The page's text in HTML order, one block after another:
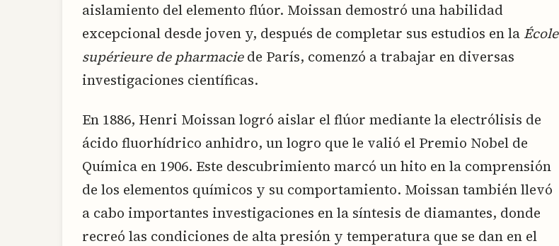
aislamiento del elemento flúor. Moissan demostró una habilidad
excepcional desde joven y, después de completar sus estudios en laÉcole
supérieure de pharmaciede París, comenzó a trabajar en diversas
investigaciones científicas.
En 1886, Henri Moissan logró aislar el flúor mediante la electrólisis de
ácido fluorhídrico anhidro, un logro que le valió el Premio Nobel de
Química en 1906. Este descubrimiento marcó un hito en la comprensión
de los elementos químicos y su comportamiento. Moissan también llevó
a cabo importantes investigaciones en la síntesis de diamantes, donde
recreó las condiciones de alta presión y temperatura que se dan en el